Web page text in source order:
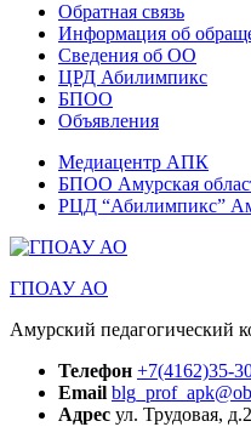
Обратная связь
Информация об
Сведения об ОО
ЦРД Абилимпикс
БПОО
Объявления
Медиацентр АПК
БПОО Амурская
РЦД “Абилимпикс”
ГПОАУ АО
Амурский педагогический
Телефон +7(4162)35-
Email
Адрес ул. Трудовая, д.2